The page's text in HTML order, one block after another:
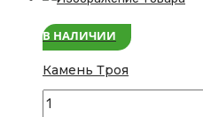
В НАЛИЧИИ
Камень Троя
Количество